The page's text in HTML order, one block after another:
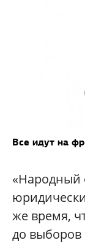
Все идут на
«Народный
же время,
до выборов